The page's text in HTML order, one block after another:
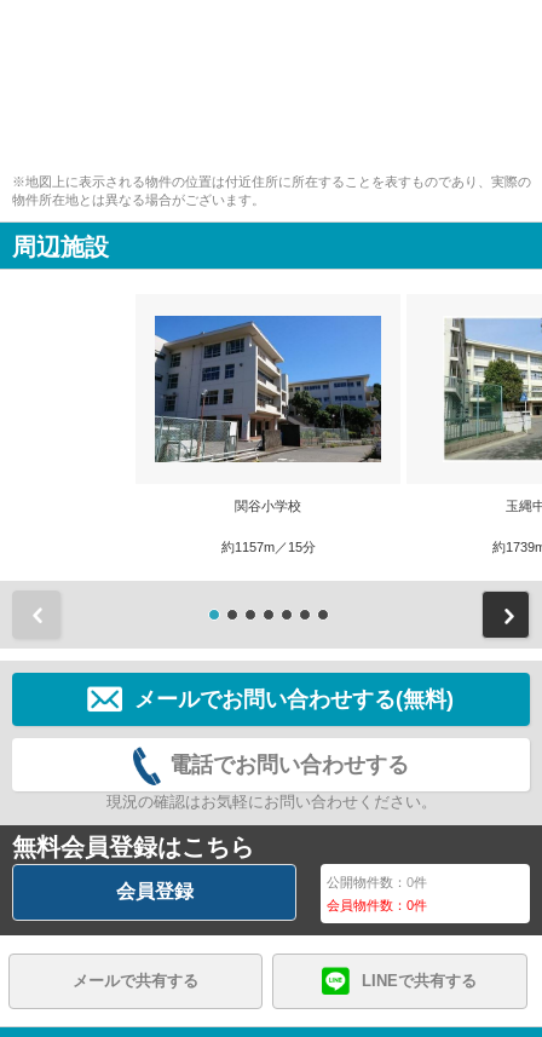
※地図上に表示される物件の位置は付近住所に所在することを表すものであり、実際の
物件所在地とは異なる場合がございます。
周辺施設
関谷小学校
約1157m／15分
玉縄
約
メールでお問い合わせする(無料)
電話でお問い合わせする
現況の確認はお気軽にお問い合わせください。
無料会員登録はこちら
会員登録 公開物件数：0件
会員物件数：0件
メールで共有する LINEで共有する